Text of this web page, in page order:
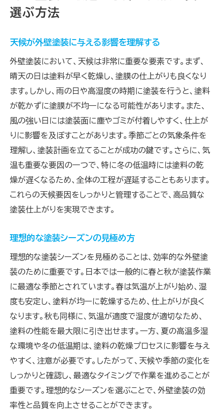
選ぶ方法
天候が外壁塗装に与える影響を理解する
外壁塗装において、天候は非常に重要な要素です。まず、
晴天の日は塗料が早く乾燥し、塗膜の仕上がりも良くなり
ます。しかし、雨の日や高湿度の時期に塗装を行うと、塗料
が乾かずに塗膜が不均一になる可能性があります。また、
風の強い日には塗装面に塵やゴミが付着しやすく、仕上が
りに影響を及ぼすことがあります。季節ごとの気象条件を
理解し、塗装計画を立てることが成功の鍵です。さらに、気
温も重要な要因の一つで、特に冬の低温時には塗料の乾
燥が遅くなるため、全体の工程が遅延することもあります。
これらの天候要因をしっかりと管理することで、高品質な
塗装仕上がりを実現できます。
理想的な塗装シーズンの見極め方
理想的な塗装シーズンを見極めることは、効率的な外壁塗
装のために重要です。日本では一般的に春と秋が塗装作業
に最適な季節とされています。春は気温が上がり始め、湿
度も安定し、塗料が均一に乾燥するため、仕上がりが良く
なります。秋も同様に、気温が適度で湿度が適切なため、
塗料の性能を最大限に引き出せます。一方、夏の高温多湿
な環境や冬の低温期は、塗料の乾燥プロセスに影響を与え
やすく、注意が必要です。したがって、天候や季節の変化を
しっかりと確認し、最適なタイミングで作業を進めることが
重要です。理想的なシーズンを選ぶことで、外壁塗装の効
率性と品質を向上させることができます。